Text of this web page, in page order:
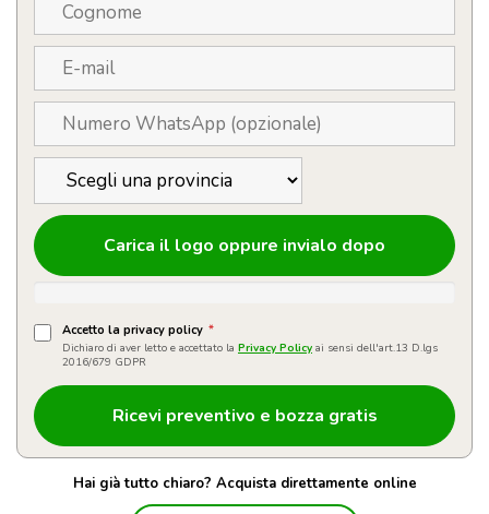
Carica il logo oppure invialo dopo
Accetto la privacy policy *
Dichiaro di aver letto e accettato la Privacy Policy ai sensi dell'art.13 D.lgs
2016/679 GDPR
Hai già tutto chiaro? Acquista direttamente online